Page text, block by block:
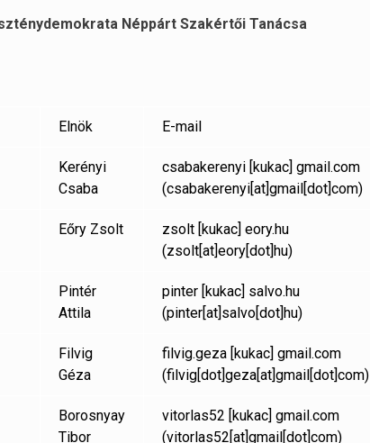
Néppárt Szakértői Tanácsa
Elnök E-mail
Kerényi
Csaba
csabakerenyi [kukac] gmail.com
(csabakerenyi[at]gmail[dot]com)
Eőry Zsolt zsolt [kukac] eory.hu
(zsolt[at]eory[dot]hu)
Pintér
Attila
pinter [kukac] salvo.hu
(pinter[at]salvo[dot]hu)
Filvig
Géza
filvig.geza [kukac] gmail.com
(filvig[dot]geza[at]gmail[dot]com)
Borosnyay
Tibor
vitorlas52 [kukac] gmail.com
(vitorlas52[at]gmail[dot]com)